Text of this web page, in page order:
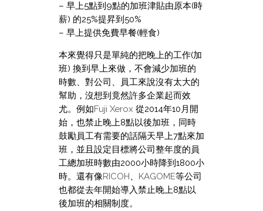
– 早上5點到9點的加班津貼由原本(時
薪) 的25%提昇到50%
– 早上提供免費早餐(輕食)
本來覺得只是單純的把晚上的工作(加
班) 換到早上來做，不會減少加班的
時數、對公司、員工來說沒有太大的
幫助，沒想到竟然許多企業起而效
尤。例如Fuji Xerox 從2014年10月開
始，也禁止晚上8點以後加班，同時
鼓勵員工有需要的話隔天早上7點來加
班，並且設定目標將公司整年度的員
工總加班時數由2000小時降到1800小
時。還有像RICOH、 KAGOME等公司
也都從去年開始導入禁止晚上8點以
後加班的相關制度。